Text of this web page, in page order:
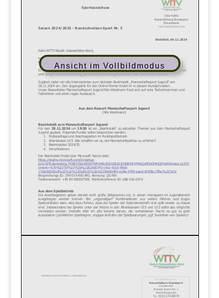
Ansicht im Vollbildmodus